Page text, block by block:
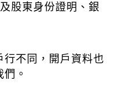
股東身份證明、銀
不同，開戶資料也
。